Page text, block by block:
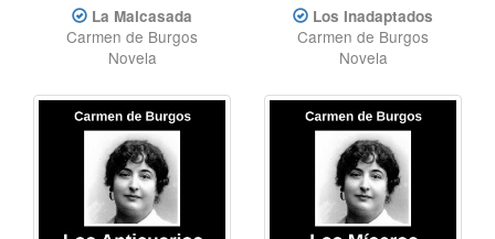
La Malcasada
Carmen de Burgos
Novela
Los Inadaptados
Carmen de Burgos
Novela